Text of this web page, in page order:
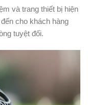
và trang thiết bị hiện
cho khách hàng
tuyệt đối.